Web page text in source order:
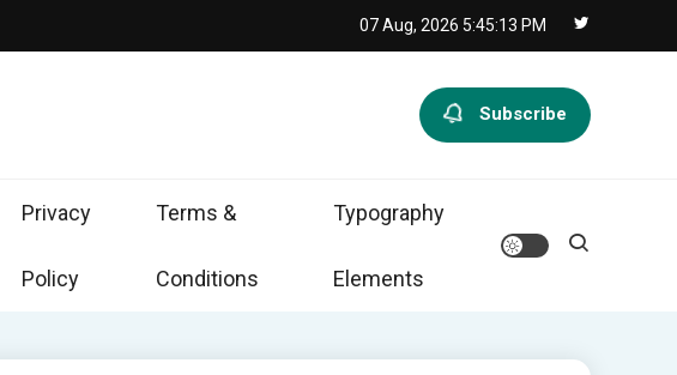
07 Aug, 2026 5:45:14 PM
Subscribe
Privacy
Policy
Terms &
Conditions
Typography
Elements